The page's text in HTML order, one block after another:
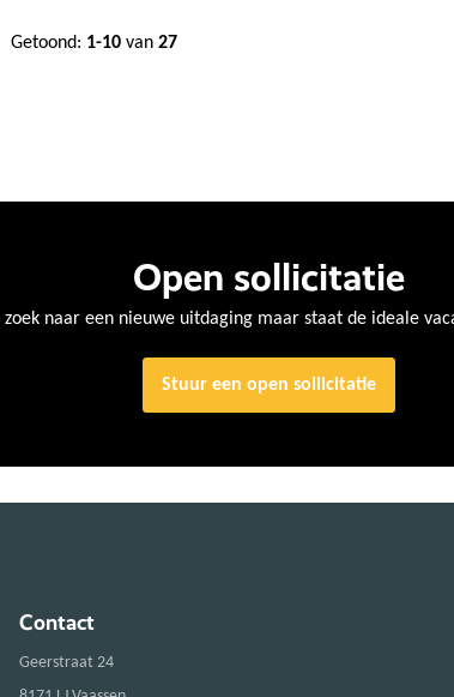
Getoond: 1-10 van 27
Open sollicitatie
zoek naar een nieuwe uitdaging maar staat de ideale
Stuur een open sollicitatie
Contact
Geerstraat 24